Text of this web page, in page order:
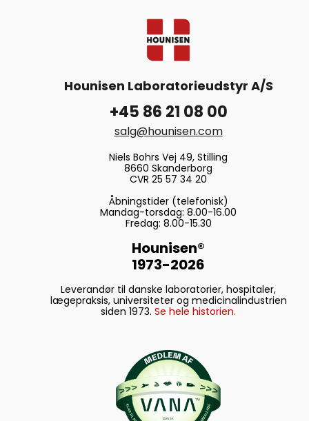
Hounisen Laboratorieudstyr A/S
+45 86 21 08 00
salg@hounisen.com
Niels Bohrs Vej 49, Stilling
8660 Skanderborg
CVR 25 57 34 20
Åbningstider (telefonisk)
Mandag-torsdag: 8.00-16.00
Fredag: 8.00-15.30
Hounisen®
1973-2026
Leverandør til danske laboratorier, hospitaler,
lægepraksis, universiteter og medicinalindustrien
siden 1973. Se hele historien.